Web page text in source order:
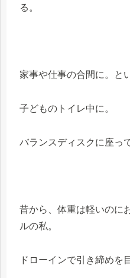
る。
家事や仕事の合間に。と
子どものトイレ中に。
バランスディスクに座って
昔から、体重は軽いのに
ルの私。
ドローインで引き締めを